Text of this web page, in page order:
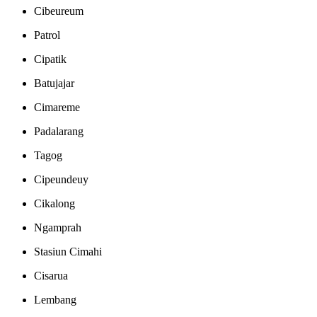
Cibeureum
Patrol
Cipatik
Batujajar
Cimareme
Padalarang
Tagog
Cipeundeuy
Cikalong
Ngamprah
Stasiun Cimahi
Cisarua
Lembang